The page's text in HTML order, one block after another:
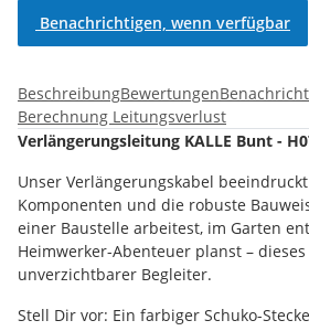
Benachrichtigen, wenn verfügbar
BeschreibungBewertungen
Berechnung Leitungsverlust
Verlängerungsleitung KALLE Bunt -
Unser Verlängerungskabel
Komponenten und die robuste
einer Baustelle arbeitest, im Garten
Heimwerker-Abenteuer planst –
unverzichtbarer Begleiter.
Stell Dir vor: Ein farbiger Schuko-